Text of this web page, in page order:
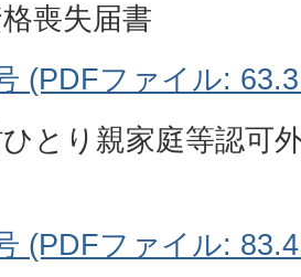
喪失届書
(PDFファイル:
とり親家庭等認可
(PDFファイル: